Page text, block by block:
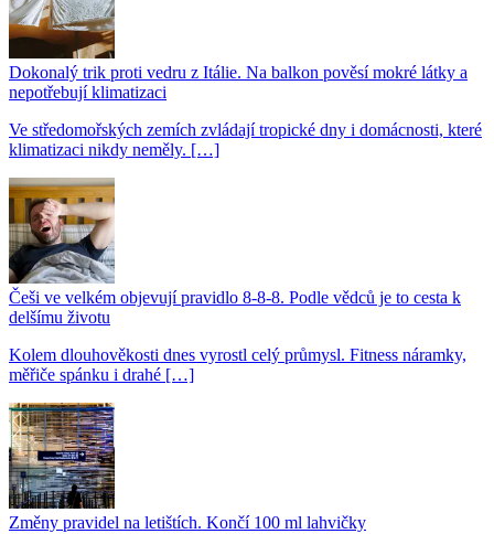
Dokonalý trik proti vedru z Itálie. Na balkon pověsí mokré látky a
nepotřebují klimatizaci
Ve středomořských zemích zvládají tropické dny i domácnosti, které
klimatizaci nikdy neměly. […]
Češi ve velkém objevují pravidlo 8-8-8. Podle vědců je to cesta k
delšímu životu
Kolem dlouhověkosti dnes vyrostl celý průmysl. Fitness náramky,
měřiče spánku i drahé […]
Změny pravidel na letištích. Končí 100 ml lahvičky